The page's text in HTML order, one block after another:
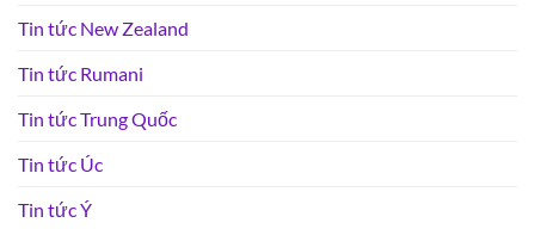
Tin tức New Zealand
Tin tức Rumani
Tin tức Trung Quốc
Tin tức Úc
Tin tức Ý